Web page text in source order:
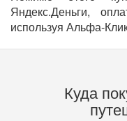
Яндекс.Деньги,
используя Альфа-
Куда